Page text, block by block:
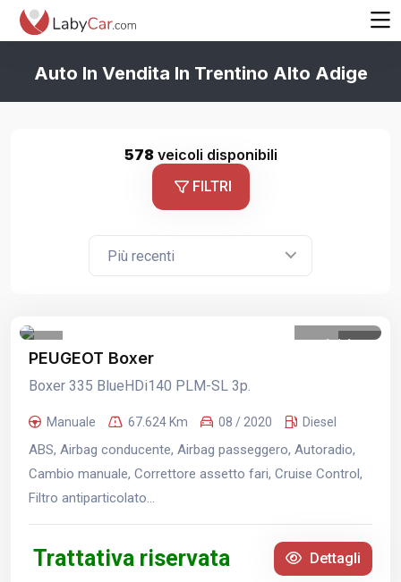
Auto In Vendita In Trentino Alto Adige
578veicoli disponibili
FILTRI
Più recenti
1 /1
PEUGEOT Boxer
Boxer 335 BlueHDi140 PLM-SL 3p.
Manuale 67.624 Km 08 / 2020 Diesel
ABS, Airbag conducente, Airbag passeggero, Autoradio,
Cambio manuale, Correttore assetto fari, Cruise Control,
Filtro antiparticolato...
Trattativa riservata Dettagli